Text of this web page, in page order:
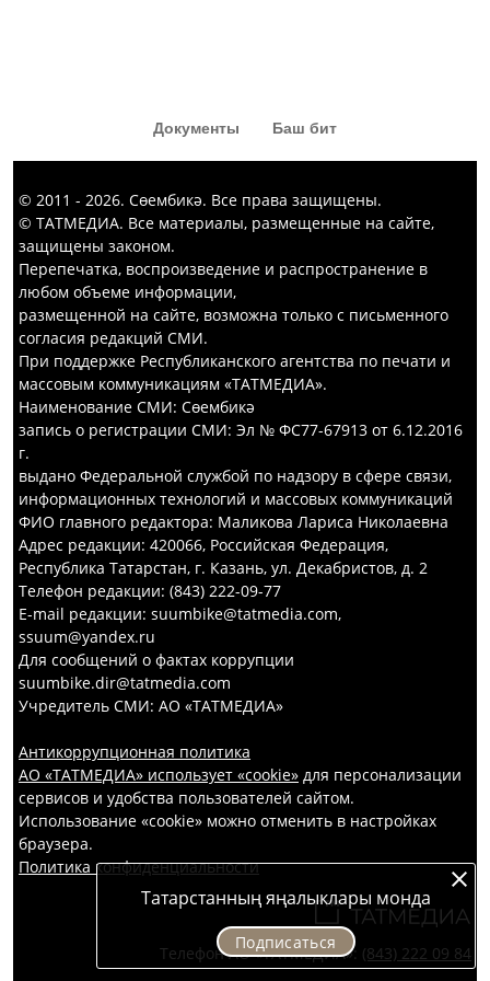
Татарстанның яңалыклары монда
Подписаться
Документы Баш бит
© 2011 - 2026. Сөембикә. Все права защищены.
© ТАТМЕДИА. Все материалы, размещенные на сайте,
защищены законом.
Перепечатка, воспроизведение и распространение в
любом объеме информации,
размещенной на сайте, возможна только с письменного
согласия редакций СМИ.
При поддержке Республиканского агентства по печати и
массовым коммуникациям «ТАТМЕДИА».
Наименование СМИ: Сөембикә
запись о регистрации СМИ: Эл № ФС77-67913 от 6.12.2016
г.
выдано Федеральной службой по надзору в сфере связи,
информационных технологий и массовых коммуникаций
ФИО главного редактора: Маликова Лариса Николаевна
Адрес редакции: 420066, Российская Федерация,
Республика Татарстан, г. Казань, ул. Декабристов, д. 2
Телефон редакции: (843) 222-09-77
E-mail редакции: suumbike@tatmedia.com,
ssuum@yandex.ru
Для сообщений о фактах коррупции
suumbike.dir@tatmedia.com
Учредитель СМИ: АО «ТАТМЕДИА»
Антикоррупционная политика
АО «ТАТМЕДИА» использует «cookie» для персонализации
сервисов и удобства пользователей сайтом.
Использование «cookie» можно отменить в настройках
браузера.
Политика конфиденциальности
Телефон АО «ТАТМЕДИА»: (843) 222 09 84